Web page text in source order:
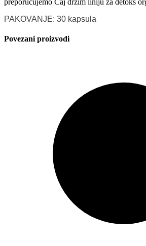
PAKOVANJE: 30 kapsula
Povezani proizvodi